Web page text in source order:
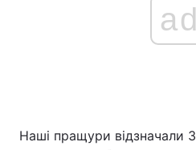
ad
Наші пращури відзначали